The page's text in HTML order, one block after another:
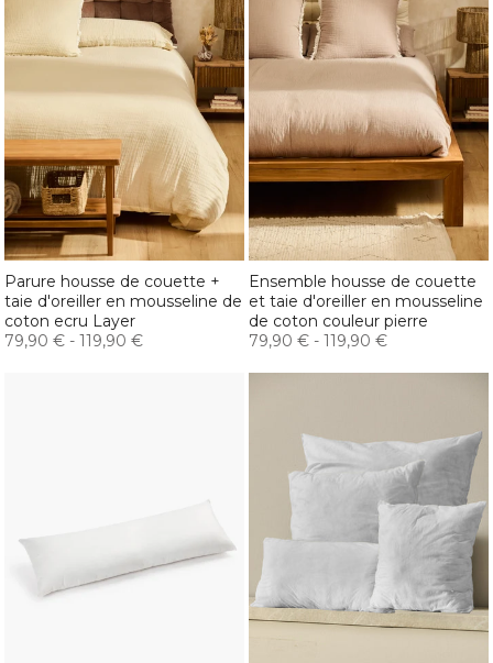
Parure housse de couette +
taie d'oreiller en mousseline de
coton ecru Layer
79,90 € - 119,90 €
Ensemble housse de couette
et taie d'oreiller en mousseline
de coton couleur pierre
79,90 € - 119,90 €